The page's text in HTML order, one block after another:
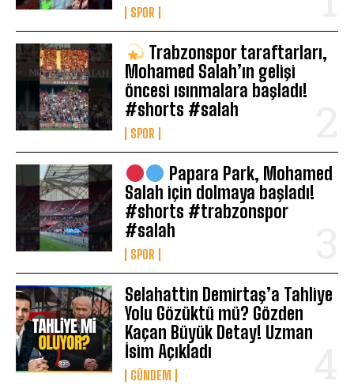
SPOR
Trabzonspor taraftarları,
Mohamed Salah’ın gelişi
öncesi ısınmalara başladı!
#shorts #salah
SPOR
Papara Park, Mohamed
Salah için dolmaya başladı!
#shorts #trabzonspor
#salah
SPOR
Selahattin Demirtaş’a Tahliye
Yolu Gözüktü mü? Gözden
Kaçan Büyük Detay! Uzman
İsim Açıkladı
GÜNDEM